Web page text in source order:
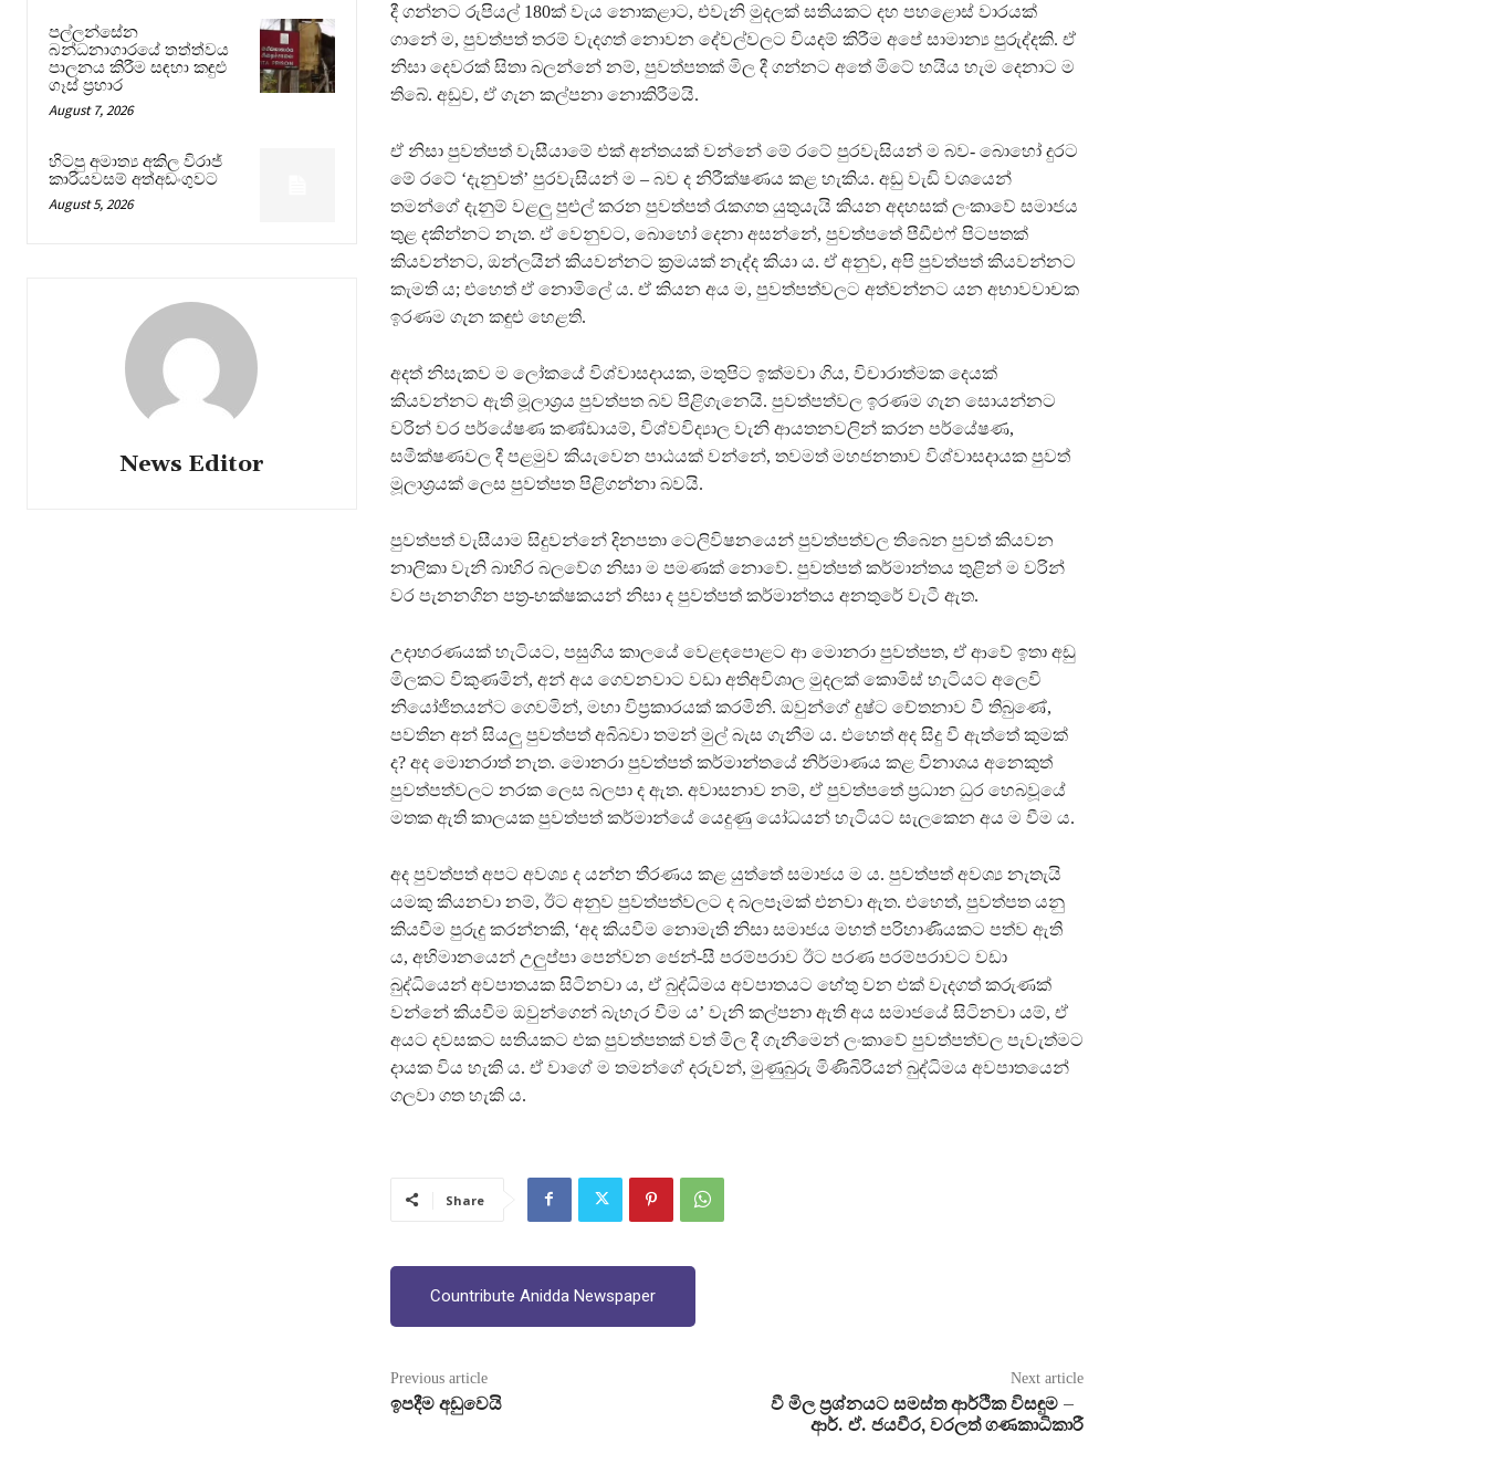
පල්ලන්සේන
බන්ධනාගාරයේ තත්ත්වය
පාලනය කිරීම සඳහා කඳුළු
ගෑස් ප්‍රහාර
August 7, 2026
හිටපු අමාත්‍ය අකිල විරාජ්
කාරියවසම් අත්අඩංගුවට
August 5, 2026
News Editor
දී ගන්නට රුපියල් 180ක් වැය නොකළාට, එවැනි මුදලක් සතියකට දහ පහළොස් වාරයක්
ගානේ ම, පුවත්පත් තරම් වැදගත් නොවන දේවල්වලට වියදම් කිරීම අපේ සාමාන්‍ය පුරුද්දකි. ඒ
නිසා දෙවරක් සිතා බලන්නේ නම්, පුවත්පතක් මිල දී ගන්නට අතේ මිටේ හයිය හැම දෙනාට ම
තිබේ. අඩුව, ඒ ගැන කල්පනා නොකිරීමයි.
ඒ නිසා පුවත්පත් වැසීයාමේ එක් අන්තයක් වන්නේ මේ රටේ පුරවැසියන් ම බව- බොහෝ දුරට
මේ රටේ ‘දැනුවත්’ පුරවැසියන් ම – බව ද නිරීක්ෂණය කළ හැකිය. අඩු වැඩි වශයෙන්
තමන්ගේ දැනුම් වළලු පුළුල් කරන පුවත්පත් රැකගත යුතුයැයි කියන අදහසක් ලංකාවේ සමාජය
තුළ දකින්නට නැත. ඒ වෙනුවට, බොහෝ දෙනා අසන්නේ, පුවත්පතේ පීඩීඑෆ් පිටපතක්
කියවන්නට, ඔන්ලයින් කියවන්නට ක්‍රමයක් නැද්ද කියා ය. ඒ අනුව, අපි පුවත්පත් කියවන්නට
කැමති ය; එහෙත් ඒ නොමිලේ ය. ඒ කියන අය ම, පුවත්පත්වලට අත්වන්නට යන අභාවවාචක
ඉරණම ගැන කඳුළු හෙළති.
අදත් නිසැකව ම ලෝකයේ විශ්වාසදායක, මතුපිට ඉක්මවා ගිය, විචාරාත්මක දෙයක්
කියවන්නට ඇති මූලාශ්‍රය පුවත්පත බව පිළිගැනෙයි. පුවත්පත්වල ඉරණම ගැන සොයන්නට
වරින් වර පර්යේෂණ කණ්ඩායම්, විශ්වවිද්‍යාල වැනි ආයතනවලින් කරන පර්යේෂණ,
සමීක්ෂණවල දී පළමුව කියැවෙන පාඨයක් වන්නේ, තවමත් මහජනතාව විශ්වාසදායක පුවත්
මූලාශ්‍රයක් ලෙස පුවත්පත පිළිගන්නා බවයි.
පුවත්පත් වැසීයාම සිදුවන්නේ දිනපතා ටෙලිවිෂනයෙන් පුවත්පත්වල තිබෙන පුවත් කියවන
නාලිකා වැනි බාහිර බලවේග නිසා ම පමණක් නොවේ. පුවත්පත් කර්මාන්තය තුළින් ම වරින්
වර පැනනගින පත්‍ර-භක්ෂකයන් නිසා ද පුවත්පත් කර්මාන්තය අනතුරේ වැටී ඇත.
උදාහරණයක් හැටියට, පසුගිය කාලයේ වෙළඳපොළට ආ මොනරා පුවත්පත, ඒ ආවේ ඉතා අඩු
මිලකට විකුණමින්, අන් අය ගෙවනවාට වඩා අතිඅවිශාල මුදලක් කොමිස් හැටියට අලෙවි
නියෝජිතයන්ට ගෙවමින්, මහා විප්‍රකාරයක් කරමිනි. ඔවුන්ගේ දුෂ්ට චේතනාව වී තිබුණේ,
පවතින අන් සියලු පුවත්පත් අබිබවා තමන් මුල් බැස ගැනීම ය. එහෙත් අද සිදු වී ඇත්තේ කුමක්
ද? අද මොනරාත් නැත. මොනරා පුවත්පත් කර්මාන්තයේ නිර්මාණය කළ විනාශය අනෙකුත්
පුවත්පත්වලට නරක ලෙස බලපා ද ඇත. අවාසනාව නම්, ඒ පුවත්පතේ ප්‍රධාන ධුර හෙබවූයේ
මතක ඇති කාලයක පුවත්පත් කර්මාන්යේ යෙදුණු යෝධයන් හැටියට සැලකෙන අය ම වීම ය.
අද පුවත්පත් අපට අවශ්‍ය ද යන්න තීරණය කළ යුත්තේ සමාජය ම ය. පුවත්පත් අවශ්‍ය නැතැයි
යමකු කියනවා නම්, ඊට අනුව පුවත්පත්වලට ද බලපෑමක් එනවා ඇත. එහෙත්, පුවත්පත යනු
කියවීම පුරුදු කරන්නකි, ‘අද කියවීම නොමැති නිසා සමාජය මහත් පරිහාණියකට පත්ව ඇති
ය, අභිමානයෙන් උලුප්පා පෙන්වන ජෙන්-සී පරම්පරාව ඊට පරණ පරම්පරාවට වඩා
බුද්ධියෙන් අවපාතයක සිටිනවා ය, ඒ බුද්ධිමය අවපාතයට හේතු වන එක් වැදගත් කරුණක්
වන්නේ කියවීම ඔවුන්ගෙන් බැහැර වීම ය’ වැනි කල්පනා ඇති අය සමාජයේ සිටිනවා යම්, ඒ
අයට දවසකට සතියකට එක පුවත්පතක් වත් මිල දී ගැනීමෙන් ලංකාවේ පුවත්පත්වල පැවැත්මට
දායක විය හැකි ය. ඒ වාගේ ම තමන්ගේ දරුවන්, මුණුබුරු මිණිබිරියන් බුද්ධිමය අවපාතයෙන්
ගලවා ගත හැකි ය.
Share
Countribute Anidda Newspaper
Previous article
ඉපදීම අඩුවෙයි
Next article
වී මිල ප්‍රශ්නයට සමස්ත ආර්ථික විසඳුම –
ආර්. ඒ. ජයවීර, වරලත් ගණකාධිකාරී